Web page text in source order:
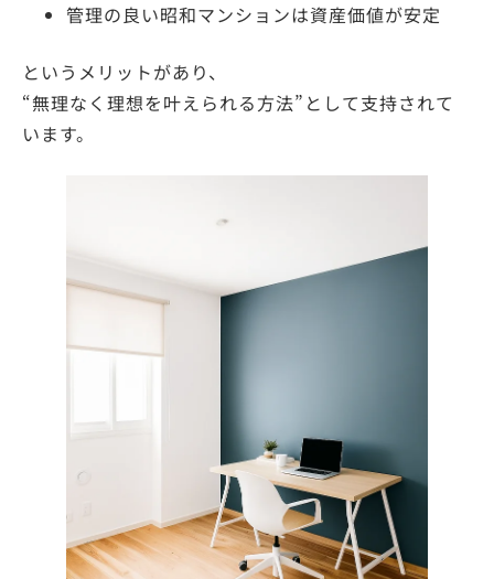
管理の良い昭和マンションは資産価値が安定
というメリットがあり、
“無理なく理想を叶えられる方法”として支持されて
います。